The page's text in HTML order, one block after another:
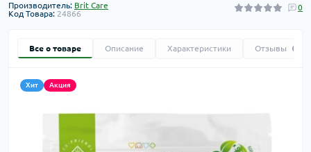
Производитель: Brit Care
Код Товара: 24866
0
Все о товаре Описание Характеристики Отзывы
Хит Акция